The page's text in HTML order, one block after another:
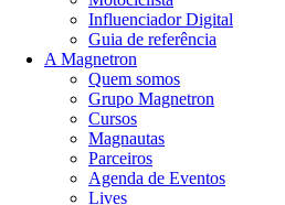
Influenciador Digital
Guia de referência
A Magnetron
Quem somos
Grupo Magnetron
Cursos
Magnautas
Parceiros
Agenda de Eventos
Lives